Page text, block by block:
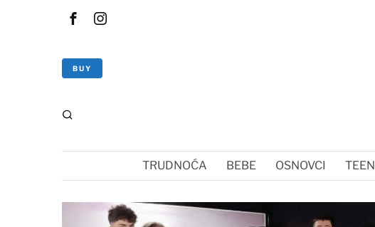
BUY
TRUDNOĆA BEBE OSNOVCI TEEN